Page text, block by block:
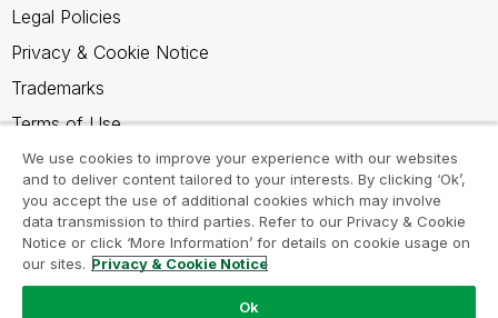
Legal Policies
Privacy & Cookie Notice
Trademarks
Terms of Use
Legal Agreements
Product Terms
Do not share my info
We use cookies to improve your experience with our websites
and to deliver content tailored to your interests. By clicking ‘Ok’,
you accept the use of additional cookies which may involve
data transmission to third parties. Refer to our Privacy & Cookie
Notice or click ‘More Information’ for details on cookie usage on
our sites. Privacy & Cookie Notice
Ok